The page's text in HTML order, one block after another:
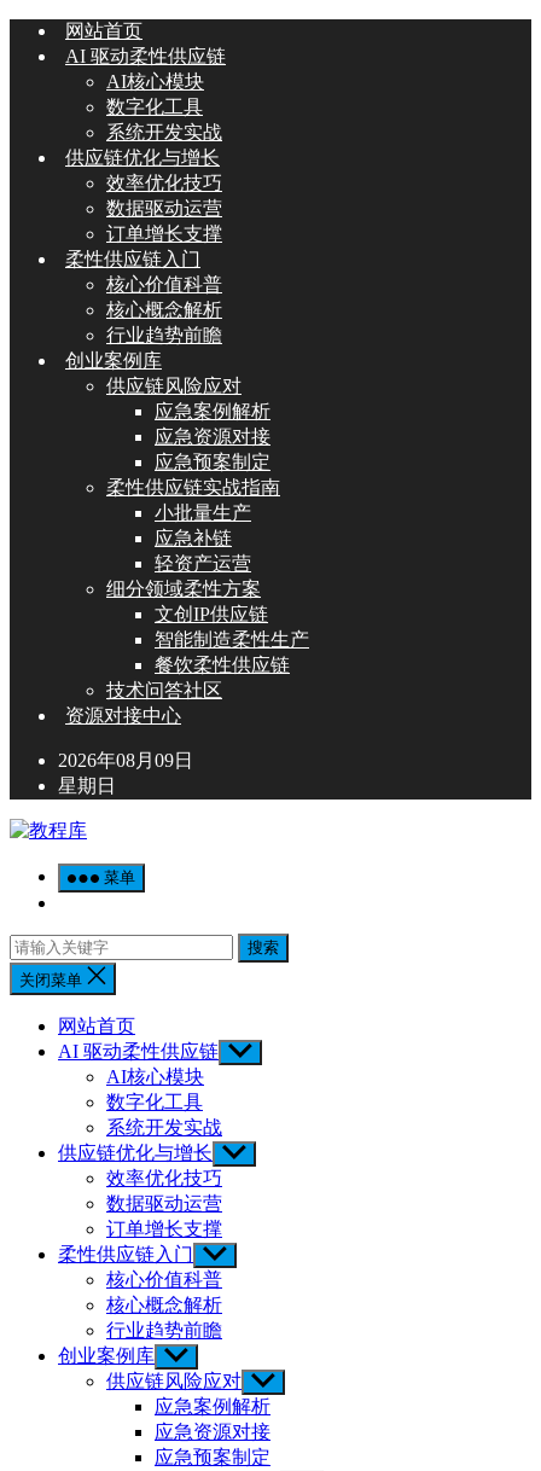
网站首页
AI 驱动柔性供应链
AI核心模块
数字化工具
系统开发实战
供应链优化与增长
效率优化技巧
数据驱动运营
订单增长支撑
柔性供应链入门
核心价值科普
核心概念解析
行业趋势前瞻
创业案例库
供应链风险应对
应急案例解析
应急资源对接
应急预案制定
柔性供应链实战指南
小批量生产
应急补链
轻资产运营
细分领域柔性方案
文创IP供应链
智能制造柔性生产
餐饮柔性供应链
技术问答社区
资源对接中心
2026年08月09日
星期日
菜单
搜索
关闭菜单
网站首页
AI 驱动柔性供应链 Show
sub
AI核心模块
数字化工具
系统开发实战
供应链优化与增长 Show
sub
menu
效率优化技巧
数据驱动运营
订单增长支撑
柔性供应链入门
Show
sub
menu
核心价值科普
核心概念解析
行业趋势前瞻
创业案例库 Show
sub
menu
供应链风险应对 Show
sub
menu
应急案例解析
应急资源对接
应急预案制定